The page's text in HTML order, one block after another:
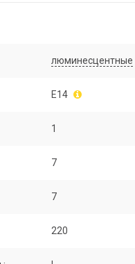
люминесцентные
E14
1
7
7
220